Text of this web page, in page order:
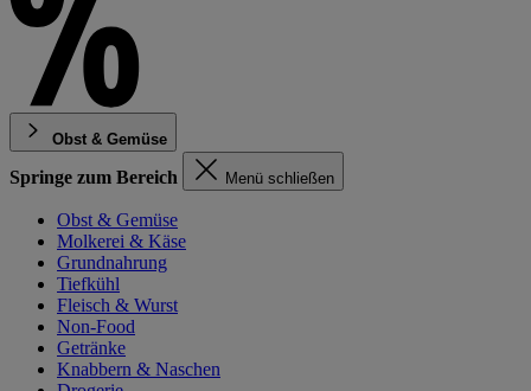
Obst & Gemüse
Springe zum Bereich Menü schließen
Obst & Gemüse
Molkerei & Käse
Grundnahrung
Tiefkühl
Fleisch & Wurst
Non-Food
Getränke
Knabbern & Naschen